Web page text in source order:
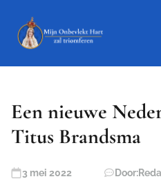
Een nieuwe
Titus Brandsma
3 mei 2022 Door: